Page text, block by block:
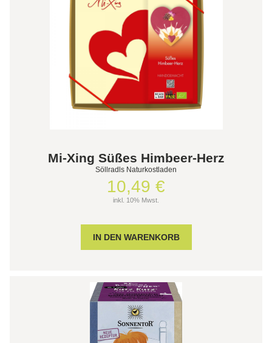
Mi-Xing Süßes Himbeer-Herz
Söllradls Naturkostladen
10,49 €
inkl. 10% Mwst.